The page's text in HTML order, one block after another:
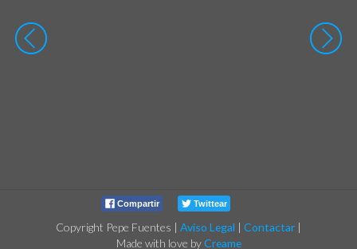
Compartir Twittear
Copyright Pepe Fuentes | Aviso Legal | Contactar |
Made with love byCreame